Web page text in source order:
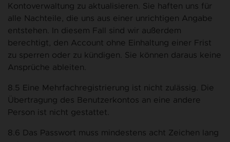
Kontoverwaltung zu aktualisieren. Sie haften uns für
alle Nachteile, die uns aus einer unrichtigen Angabe
entstehen. In diesem Fall sind wir außerdem
berechtigt, den Account ohne Einhaltung einer Frist
zu sperren oder zu kündigen. Sie können daraus keine
Ansprüche ableiten.
8.5 Eine Mehrfachregistrierung ist nicht zulässig. Die
Übertragung des Benutzerkontos an eine andere
Person ist nicht gestattet.
8.6 Das Passwort muss mindestens acht Zeichen lang